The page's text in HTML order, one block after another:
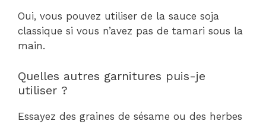
Oui, vous pouvez utiliser de la sauce soja
classique si vous n’avez pas de tamari sous la
main.
Quelles autres garnitures puis-je
utiliser ?
Essayez des graines de sésame ou des herbes